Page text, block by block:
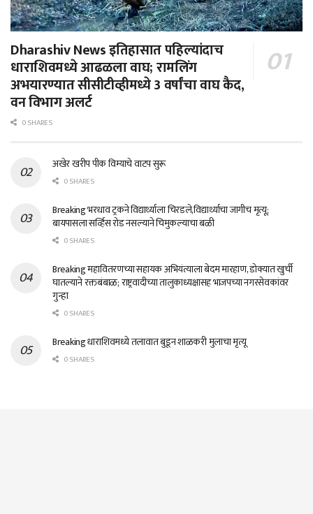
Dharashiv News इतिहासात पहिल्यांदाच
धाराशिवमध्ये आढळला वाघ; रामलिंग
अभयारण्यात सीसीटीव्हीमध्ये 3 वर्षांचा वाघ कैद,
वन विभाग अलर्ट
0 SHARES
अखेर खरीप पीक विम्याचे वाटप सुरू
0 SHARES
Breaking भरधाव ट्रकने विद्यार्थ्याला चिरडले,विद्यार्थ्याचा जागीच मृत्यू;
बायपासला सर्व्हिस रोड नसल्याने चिमुकल्याचा बळी
0 SHARES
Breaking महावितरणच्या सहायक अभियंत्याला बेदम मारहाण, डोक्यात खुर्ची
घातल्याने रक्तबंबाळ; राष्ट्रवादीच्या तालुकाध्यक्षासह भाजपच्या नगरसेवकांवर
गुन्हा
0 SHARES
Breaking धाराशिवमध्ये तलावात बुडून शाळकरी मुलाचा मृत्यू
0 SHARES